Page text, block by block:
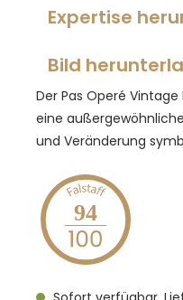
Expertise
Bild
Der Pas Operé Vintage
eine
und Veränderung
und Pinot Nero-
ausschließlich aus
Südosten
Die Cuvée besteht
94